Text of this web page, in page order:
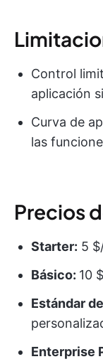
Control
aplicación
Curva de
las
Precios
Starter: 5
Básico: 10
Estándar
Enterprise